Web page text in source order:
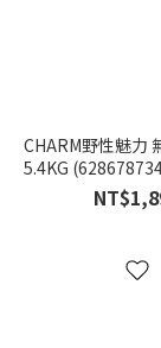
CHARM野性魅力
5.4KG
力幼貓